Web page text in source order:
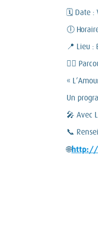
🗓 Date :
🕕
📍 Lieu :
🚶‍♂️
«
Un
🎤 Avec
📞
🌐http://